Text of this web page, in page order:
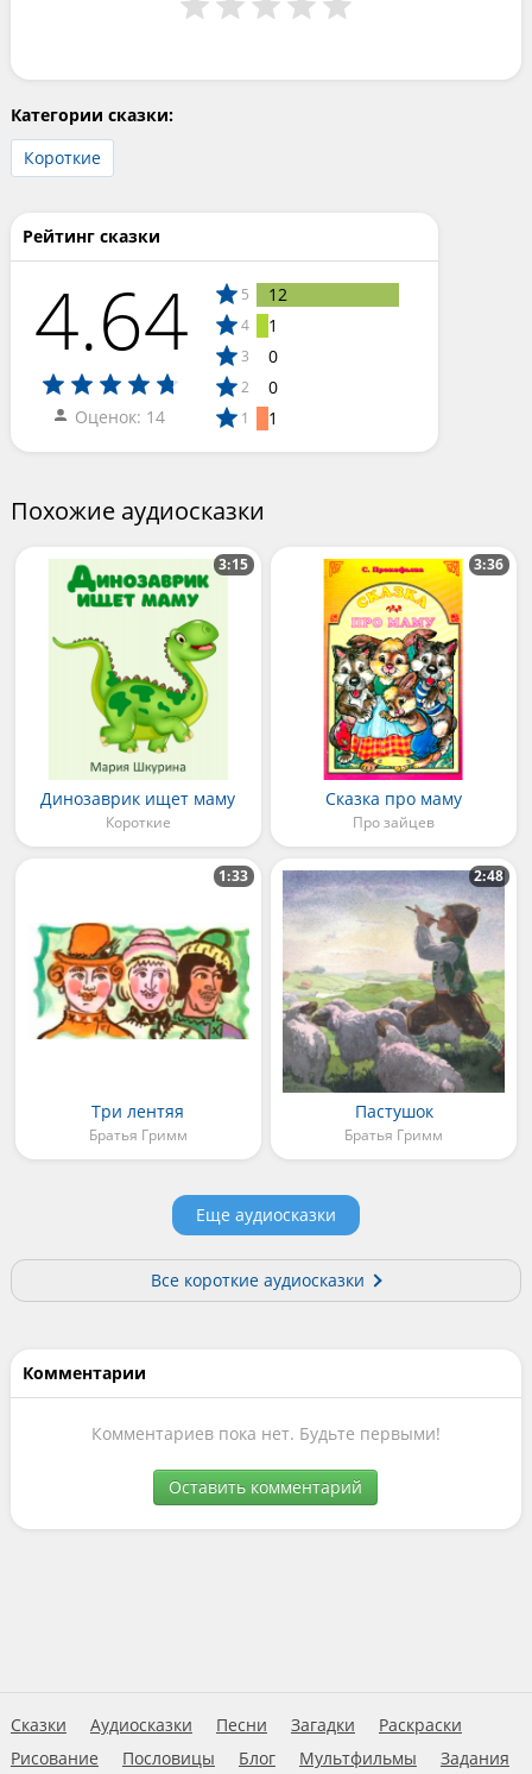
Категории сказки:
Короткие
Рейтинг сказки
4.64
Оценок: 14
5 12
4 1
3 0
2 0
1 1
Похожие аудиосказки
Динозаврик ищет маму
Короткие
3:15
Сказка про маму
Про зайцев
3:36
Три лентяя
Братья Гримм
1:33
Пастушок
Братья Гримм
2:48
Еще аудиосказки
Все короткие аудиосказки
Комментарии
Комментариев пока нет. Будьте первыми!
Оставить комментарий
Сказки Аудиосказки Песни Загадки
Раскраски
Рисование
Пословицы Блог Мультфильмы Задания